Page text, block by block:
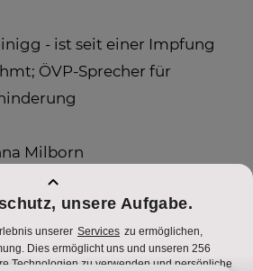
- ist seit einer Impfung
ÖVP-Sprecher für
Milborn